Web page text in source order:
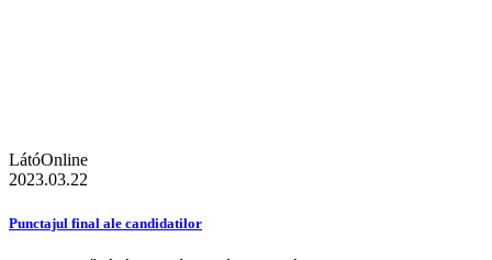
LátóOnline
2023.03.22
Punctajul final ale candidatilor